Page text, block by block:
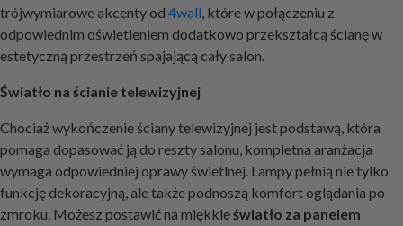
trójwymiarowe akcenty od 4wall, które w połączeniu z
odpowiednim oświetleniem dodatkowo przekształcą ścianę w
estetyczną przestrzeń spajającą cały salon.
Światło na ścianie telewizyjnej
Chociaż wykończenie ściany telewizyjnej jest podstawą, która
pomaga dopasować ją do reszty salonu, kompletna aranżacja
wymaga odpowiedniej oprawy świetlnej. Lampy pełnią nie tylko
funkcję dekoracyjną, ale także podnoszą komfort oglądania po
zmroku. Możesz postawić na miękkieświatło za panelem